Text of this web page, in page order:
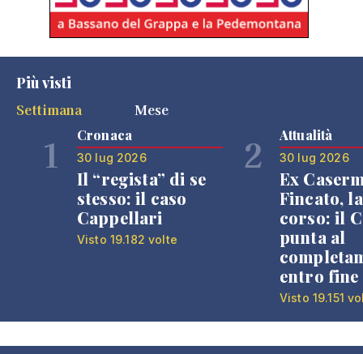
Più visti
Settimana
Mese
1 Cronaca
30 lug 2026
Il “regista” di se
stesso: il caso
Cappellari
Visto 19.182 volte
2 Attualità
30 lug 2026
Ex
Fincato,
corso: il
punta al
entro fine
Visto 19.151